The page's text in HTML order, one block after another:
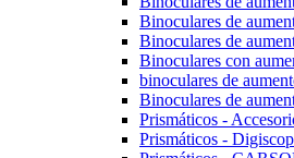
Binoculares de
Binoculares de
Binoculares con
binoculares de
Binoculares de
Prismáticos -
Prismáticos -